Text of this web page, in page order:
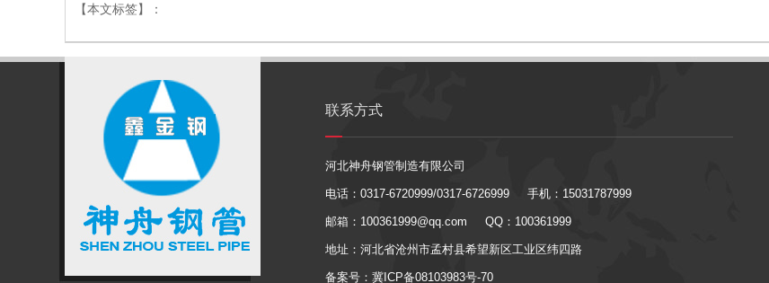
【本文标签】：
联系方式
河北神舟钢管制造有限公司
电话：0317-6720999/0317-6726999 手机：15031787999
邮箱：100361999@qq.com QQ：100361999
地址：河北省沧州市孟村县希望新区工业区纬四路
备案号：冀ICP备08103983号-70